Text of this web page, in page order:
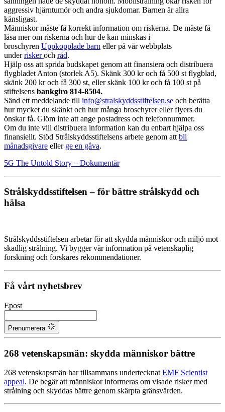
aggressiv hjärntumör och andra sjukdomar. Barnen är allra
känsligast.
Människor måste få korrekt information om riskerna. De måste få
läsa mer om riskerna och hur de kan minskas i
broschyren Uppkopplade barn eller på vår webbplats
underriskeroch råd.
Hjälp oss att sprida budskapet genom att finansiera och distribuera
flygbladet Anton (storlek A5). Skänk 300 kr och få 500 st flygblad,
skänk 200 kr och få 300 st, eller skänk 100 kr och få 100 st på
stiftelsens bankgiro 814-8504.
Sänd ett meddelande till info@stralskyddsstiftelsen.se och berätta
hur mycket du skänkt och hur många broschyrer eller flyers du
önskar få. Glöm inte att ange postadress och telefonnummer.
Om du inte vill distribuera information kan du enbart hjälpa oss
finansiellt. Stöd Strålskyddsstiftelsens arbete genom att bli
månadsgivare eller ge en gåva.
5G The Untold Story – Dokumentär
Strålskyddsstiftelsen – för bättre strålskydd och
hälsa
Strålskyddsstiftelsen arbetar för att skydda människor och miljö mot
skadlig strålning. Vi bygger vår information på vetenskaplig
forskning och forskares rekommendationer.
Få vårt nyhetsbrev
Epost
Prenumerera
268 vetenskapsmän: skydda människor bättre
268 vetenskapsmän har tillsammans undertecknat EMF Scientist
appeal. De begär att människor informeras om visade risker med
strålning och skyddas bättre genom skärpta gränsvärden.